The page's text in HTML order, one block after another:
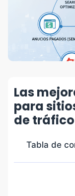
Las
para
de tráfico
Tabla de